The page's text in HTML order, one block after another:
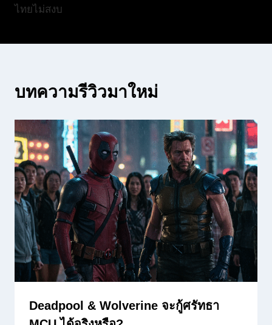
ไทยไม่สงบ
บทความรีวิวมาใหม่
Deadpool & Wolverine จะกู้ศรัทธา